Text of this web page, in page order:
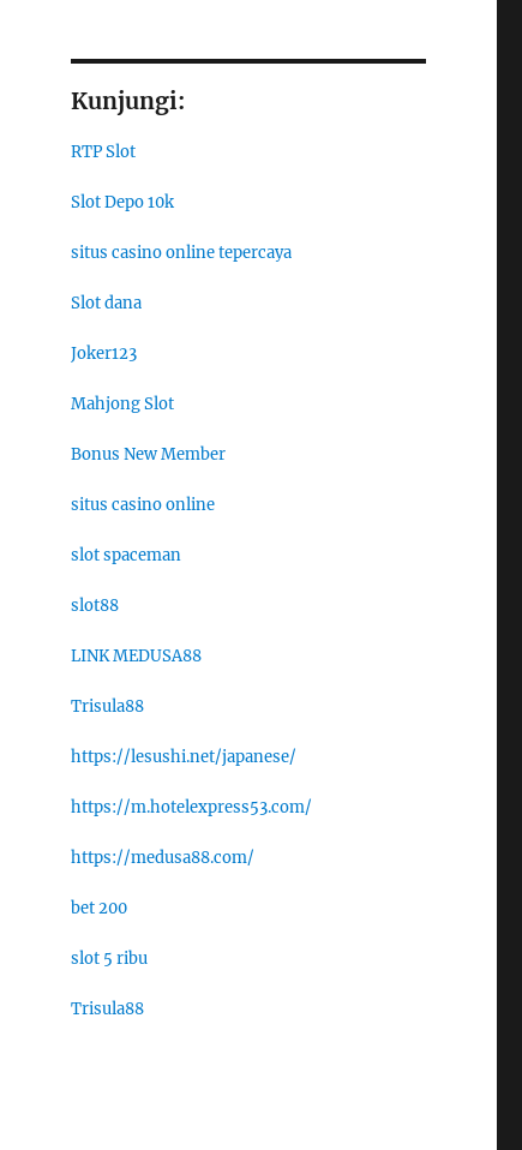
Kunjungi:
RTP Slot
Slot Depo 10k
situs casino online tepercaya
Slot dana
Joker123
Mahjong Slot
Bonus New Member
situs casino online
slot spaceman
slot88
LINK MEDUSA88
Trisula88
https://lesushi.net/japanese/
https://m.hotelexpress53.com/
https://medusa88.com/
bet 200
slot 5 ribu
Trisula88